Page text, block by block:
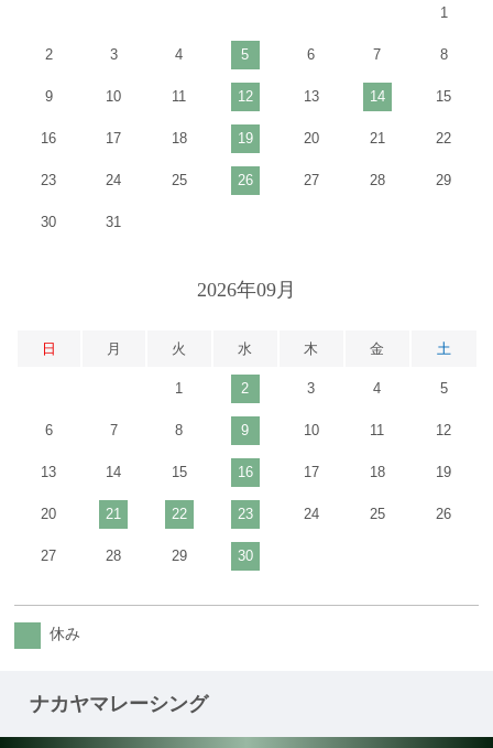
1
2 3 4 5 6 7 8
9 10 11 12 13 14 15
16 17 18 19 20 21 22
23 24 25 26 27 28 29
30 31
2026年09月
日 月 火 水 木 金 土
1 2 3 4 5
6 7 8 9 10 11 12
13 14 15 16 17 18 19
20 21 22 23 24 25 26
27 28 29 30
休み
ナカヤマレーシング